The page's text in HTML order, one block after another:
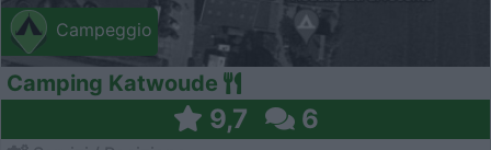
Campeggio
Camping Katwoude
9,7 6